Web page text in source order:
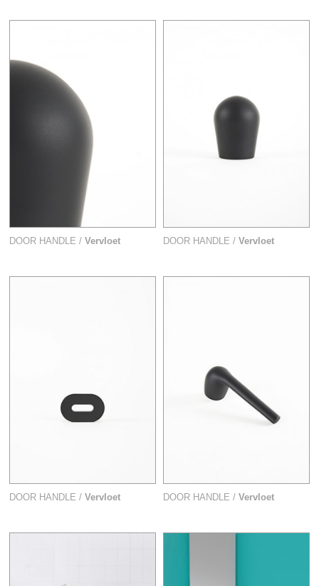
DOOR HANDLE / Vervloet DOOR HANDLE / Vervloet
DOOR HANDLE / Vervloet DOOR HANDLE / Vervloet